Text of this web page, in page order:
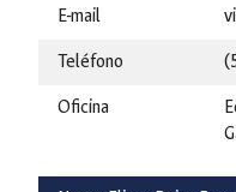
E-mail
Teléfono
Oficina